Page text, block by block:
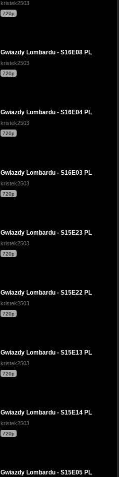
kristek2503
720p
Gwiazdy Lombardu - S16E08 PL
kristek2503
720p
Gwiazdy Lombardu - S16E04 PL
kristek2503
720p
Gwiazdy Lombardu - S16E03 PL
kristek2503
720p
Gwiazdy Lombardu - S15E23 PL
kristek2503
720p
Gwiazdy Lombardu - S15E22 PL
kristek2503
720p
Gwiazdy Lombardu - S15E13 PL
kristek2503
720p
Gwiazdy Lombardu - S15E14 PL
kristek2503
720p
Gwiazdy Lombardu - S15E05 PL